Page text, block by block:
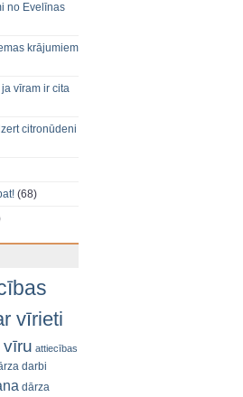
no Evelīnas
krājumiem
vīram ir cita
citronūdeni
(68)
vīrieti
attiecības
darbi
dārza